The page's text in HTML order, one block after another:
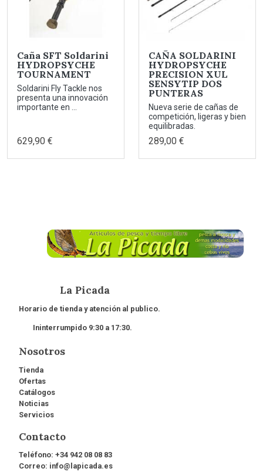
Caña SFT Soldarini
HYDROPSYCHE
TOURNAMENT
Soldarini Fly Tackle nos
presenta una innovación
importante en ...
629,90 €
CAÑA SOLDARINI
HYDROPSYCHE
PRECISION XUL
SENSYTIP DOS
PUNTERAS
Nueva serie de cañas de
competición, ligeras y bien
equilibradas.
289,00 €
La Picada
Horario de tienda y atención al publico.
Ininterrumpido 9:30 a 17:30.
Nosotros
Tienda
Ofertas
Catálogos
Noticias
Servicios
Contacto
Teléfono: +34 942 08 08 83
Correo: info@lapicada.es